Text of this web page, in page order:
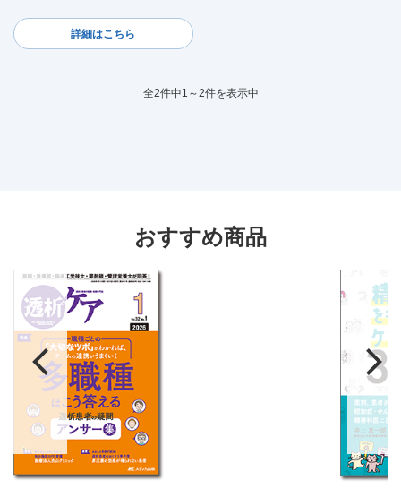
詳細はこちら
全2件中1～2件を表示中
おすすめ商品